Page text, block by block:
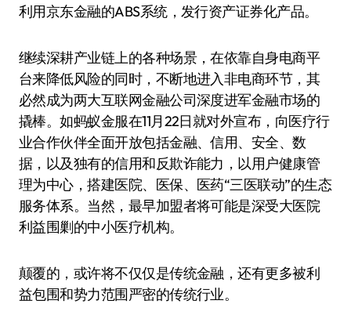
利用京东金融的ABS系统，发行资产证券化产品。
继续深耕产业链上的各种场景，在依靠自身电商平
台来降低风险的同时，不断地进入非电商环节，其
必然成为两大互联网金融公司深度进军金融市场的
撬棒。如蚂蚁金服在11月22日就对外宣布，向医疗行
业合作伙伴全面开放包括金融、信用、安全、数
据，以及独有的信用和反欺诈能力，以用户健康管
理为中心，搭建医院、医保、医药“三医联动”的生态
服务体系。当然，最早加盟者将可能是深受大医院
利益围剿的中小医疗机构。
颠覆的，或许将不仅仅是传统金融，还有更多被利
益包围和势力范围严密的传统行业。